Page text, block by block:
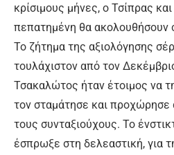
κρίσιμους μήνες, ο Τσίπρας
πεπατημένη θα ακολουθήσουν
Το ζήτημα της αξιολόγησης
τουλάχιστον από τον
Τσακαλώτος ήταν έτοιμος να
τον σταμάτησε και
τους συνταξιούχους. Το
έσπρωξε στη δελεαστική, για